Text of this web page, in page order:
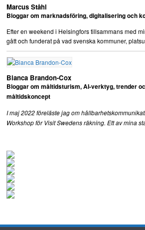
Marcus Ståhl
Bloggar om marknadsföring, digitalisering och
Efter en weekend i Helsingfors tillsammans med
gått och funderat på vad svenska kommuner,
Bianca Brandon-Cox
Bloggar om måltidsturism, AI-verktyg, trender
måltidskoncept
I maj 2022 föreläste jag om
Workshop för Visit Swedens räkning. Ett av mina